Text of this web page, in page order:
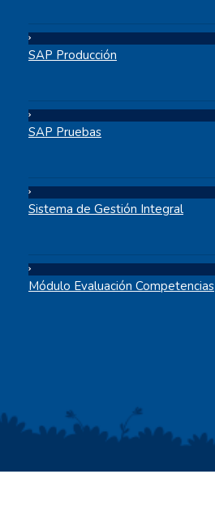
SAP Producción
SAP Pruebas
Sistema de Gestión Integral
Módulo Evaluación Competencias